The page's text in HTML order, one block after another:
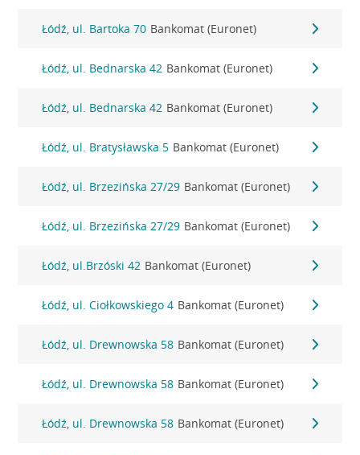
Łódź, ul. Bartoka 70 Bankomat (Euronet)
Łódź, ul. Bednarska 42 Bankomat (Euronet)
Łódź, ul. Bednarska 42 Bankomat (Euronet)
Łódź, ul. Bratysławska 5 Bankomat (Euronet)
Łódź, ul. Brzezińska 27/29 Bankomat (Euronet)
Łódź, ul. Brzezińska 27/29 Bankomat (Euronet)
Łódź, ul.Brzóski 42 Bankomat (Euronet)
Łódź, ul. Ciołkowskiego 4 Bankomat (Euronet)
Łódź, ul. Drewnowska 58 Bankomat (Euronet)
Łódź, ul. Drewnowska 58 Bankomat (Euronet)
Łódź, ul. Drewnowska 58 Bankomat (Euronet)